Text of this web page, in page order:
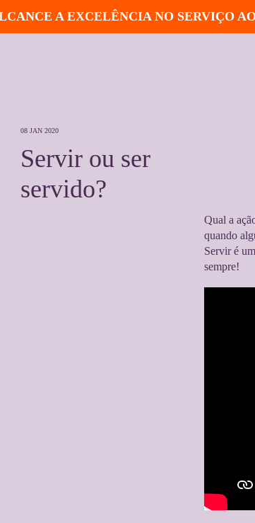
A EXCELÊNCIA NO SERVIÇO
08 JAN 2020
Servir ou ser
servido?
Qual a
quando
Servir é
sempre!